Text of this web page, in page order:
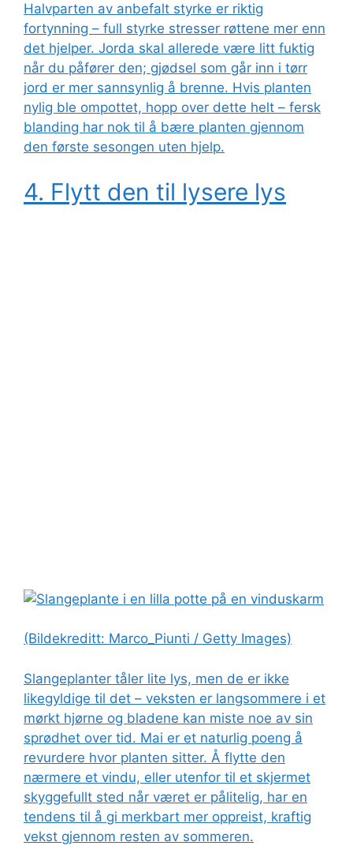
Halvparten av anbefalt styrke er riktig
fortynning – full styrke stresser røttene mer enn
det hjelper. Jorda skal allerede være litt fuktig
når du påfører den; gjødsel som går inn i tørr
jord er mer sannsynlig å brenne. Hvis planten
nylig ble ompottet, hopp over dette helt – fersk
blanding har nok til å bære planten gjennom
den første sesongen uten hjelp.
4. Flytt den til lysere lys
(Bildekreditt: Marco_Piunti / Getty Images)
Slangeplanter tåler lite lys, men de er ikke
likegyldige til det – veksten er langsommere i et
mørkt hjørne og bladene kan miste noe av sin
sprødhet over tid. Mai er et naturlig poeng å
revurdere hvor planten sitter. Å flytte den
nærmere et vindu, eller utenfor til et skjermet
skyggefullt sted når været er pålitelig, har en
tendens til å gi merkbart mer oppreist, kraftig
vekst gjennom resten av sommeren.